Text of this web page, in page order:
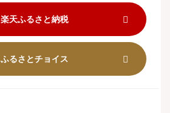
楽天ふるさと納税
ふるさとチョイス